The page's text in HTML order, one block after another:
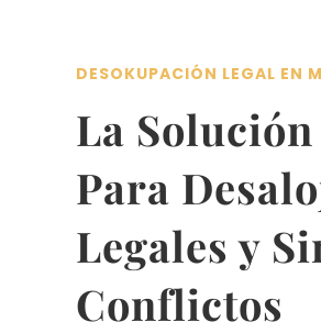
DESOKUPACIÓN LEGAL EN
La
Para
Legales y
Conflictos